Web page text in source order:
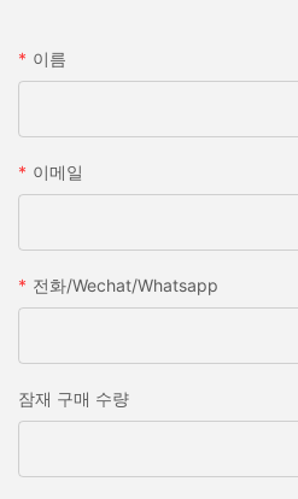
이름
이메일
전화/wechat/whatsapp
잠재 구매 수량